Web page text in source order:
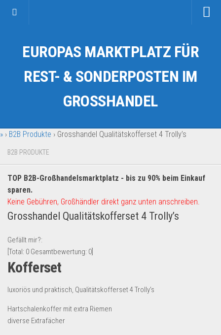
Kategorien
Auto & Motorrad
Fahrzeuge & Transport
Garten & Werkzeug
Geschäft, Büro & Schreibwaren
Geschenkartikel
Handy und Smartphone
Kosmetik & Pflege
Multimedia & Elektro
Münzen
Sport & Freizeit
EUROPAS MARKTPLATZ FÜR
REST- & SONDERPOSTEN IM
GROSSHANDEL
» › B2B Produkte › Grosshandel Qualitätskofferset 4 Trolly’s
B2B PRODUKTE
TOP B2B-Großhandelsmarktplatz - bis zu 90% beim Einkauf
sparen.
Keine Gebühren, Großhändler direkt ganz unten anschreiben.
Grosshandel Qualitätskofferset 4 Trolly’s
Gefällt mir?:
[Total: 0 Gesamtbewertung: 0
Kofferset
luxoriös und praktisch, Qualitätskofferset 4 Trolly’s
Hartschalenkoffer mit extra Riemen
diverse Extrafächer